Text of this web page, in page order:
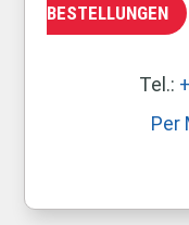
BESTELLUNGEN
Tel.:
Per